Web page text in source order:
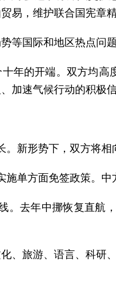
易，维护联合国宪章
等国际和地区热点问
年的开端。双方均
加速气候行动的积极
。新形势下，双方将
施单方面免签政策。
。去年中挪恢复直航
、旅游、语言、科研